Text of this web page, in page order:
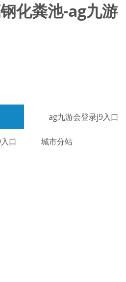
化粪池-ag九游
ag九游会登录j9入口
口 城市分站